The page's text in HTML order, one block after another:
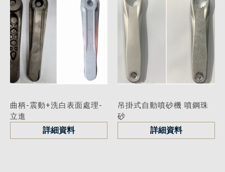
曲柄-震動+洗白表面處理-
立進
詳細資料
吊掛式自動噴砂機 噴鋼珠
砂
詳細資料